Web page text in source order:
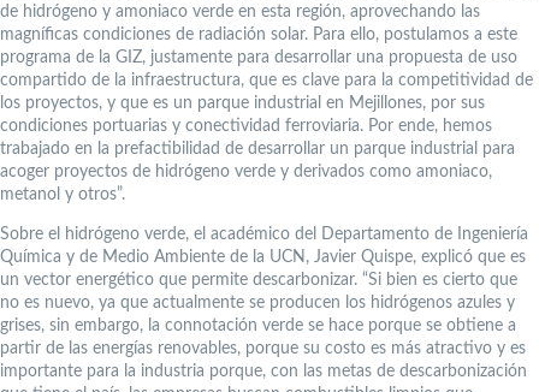
de hidrógeno y amoniaco verde en esta región, aprovechando las
magníficas condiciones de radiación solar. Para ello, postulamos a este
programa de la GIZ, justamente para desarrollar una propuesta de uso
compartido de la infraestructura, que es clave para la competitividad de
los proyectos, y que es un parque industrial en Mejillones, por sus
condiciones portuarias y conectividad ferroviaria. Por ende, hemos
trabajado en la prefactibilidad de desarrollar un parque industrial para
acoger proyectos de hidrógeno verde y derivados como amoniaco,
metanol y otros”.
Sobre el hidrógeno verde, el académico del Departamento de Ingeniería
Química y de Medio Ambiente de la UCN, Javier Quispe, explicó que es
un vector energético que permite descarbonizar. “Si bien es cierto que
no es nuevo, ya que actualmente se producen los hidrógenos azules y
grises, sin embargo, la connotación verde se hace porque se obtiene a
partir de las energías renovables, porque su costo es más atractivo y es
importante para la industria porque, con las metas de descarbonización